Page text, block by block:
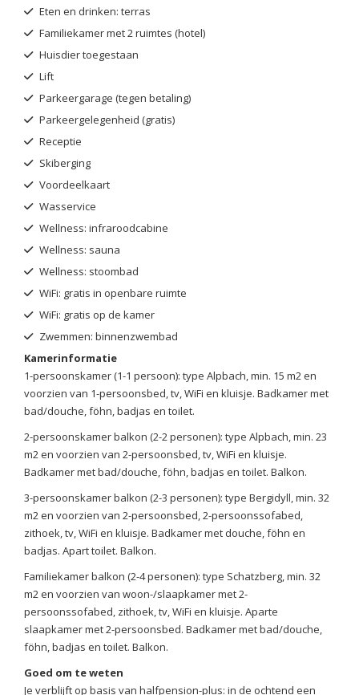
Eten en drinken: terras
Familiekamer met 2 ruimtes (hotel)
Huisdier toegestaan
Lift
Parkeergarage (tegen betaling)
Parkeergelegenheid (gratis)
Receptie
Skiberging
Voordeelkaart
Wasservice
Wellness: infraroodcabine
Wellness: sauna
Wellness: stoombad
WiFi: gratis in openbare ruimte
WiFi: gratis op de kamer
Zwemmen: binnenzwembad
Kamerinformatie
1-persoonskamer (1-1 persoon): type Alpbach, min. 15 m2 en
voorzien van 1-persoonsbed, tv, WiFi en kluisje. Badkamer met
bad/douche, föhn, badjas en toilet.
2-persoonskamer balkon (2-2 personen): type Alpbach, min. 23
m2 en voorzien van 2-persoonsbed, tv, WiFi en kluisje.
Badkamer met bad/douche, föhn, badjas en toilet. Balkon.
3-persoonskamer balkon (2-3 personen): type Bergidyll, min. 32
m2 en voorzien van 2-persoonsbed, 2-persoonssofabed,
zithoek, tv, WiFi en kluisje. Badkamer met douche, föhn en
badjas. Apart toilet. Balkon.
Familiekamer balkon (2-4 personen): type Schatzberg, min. 32
m2 en voorzien van woon-/slaapkamer met 2-
persoonssofabed, zithoek, tv, WiFi en kluisje. Aparte
slaapkamer met 2-persoonsbed. Badkamer met bad/douche,
föhn, badjas en toilet. Balkon.
Goed om te weten
Je verblijft op basis van halfpension-plus: in de ochtend een